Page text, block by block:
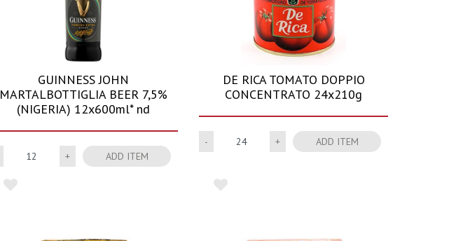
GUINNESS JOHN
MARTALBOTTIGLIA BEER 7,5%
(NIGERIA) 12x600ml* nd
Quantity ADD ITEM
DE RICA TOMATO DOPPIO
CONCENTRATO 24x210g
Quantity ADD ITEM